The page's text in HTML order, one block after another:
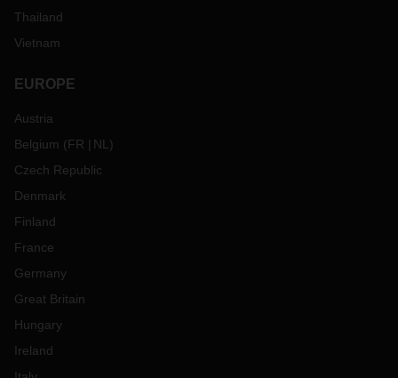
Thailand
Vietnam
EUROPE
Austria
Belgium (FR NL )
Czech Republic
Denmark
Finland
France
Germany
Great Britain
Hungary
Ireland